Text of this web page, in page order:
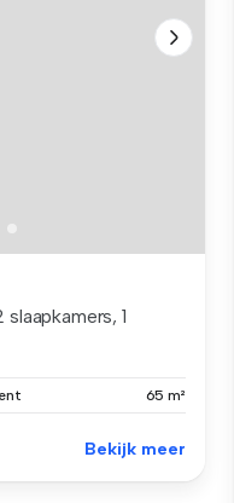
1
65 m²
Bekijk meer